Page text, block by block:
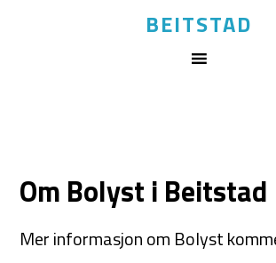
BEITSTAD
Om Bolyst i Beitstad
Mer informasjon om Bolyst